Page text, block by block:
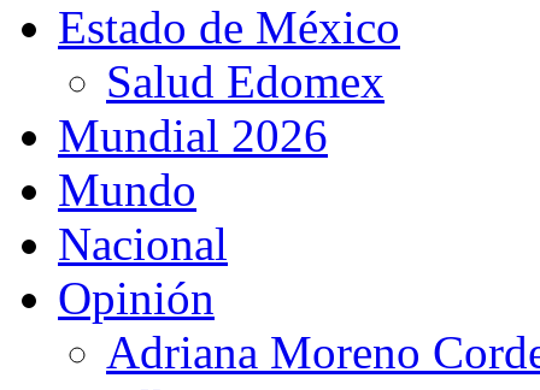
Estado de México
Salud Edomex
Mundial 2026
Mundo
Nacional
Opinión
Adriana Moreno